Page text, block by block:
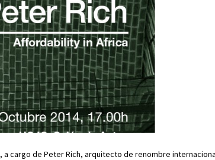
, a cargo de Peter Rich, arquitecto de renombre